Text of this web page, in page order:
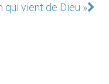
qui vient de Dieu »